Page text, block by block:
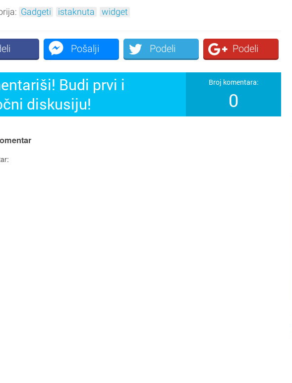
Gadgeti istaknuta widget
Pošalji Podeli Podeli
Budi prvi i
diskusiju!
Broj komentara:
0